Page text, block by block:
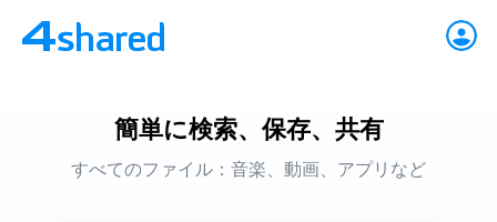
簡単に検索、保存、共有
すべてのファイル：音楽、動画、アプリなど